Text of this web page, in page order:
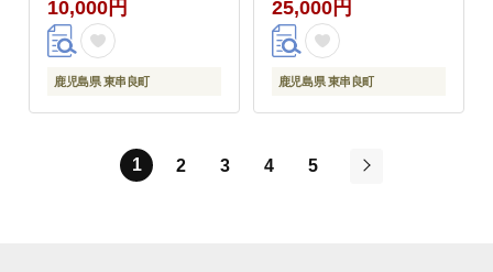
【鹿児島ますや】
10,000円
鹿児島県 東串良町
短鼻豚 冷凍 冷凍配送
【鹿児島ますや】
25,000円
鹿児島県 東串良町
1 2 3 4
5